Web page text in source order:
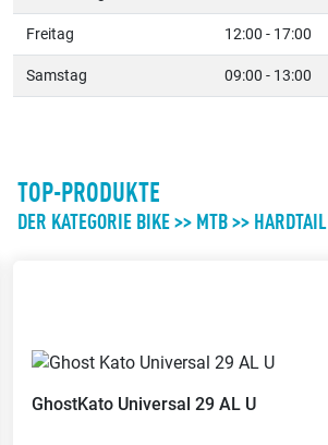
Freitag 12:00 - 17:00
Samstag 09:00 - 13:00
TOP-PRODUKTE
DER KATEGORIE BIKE >> MTB >> HARDTAIL
GhostKato Universal 29 AL U